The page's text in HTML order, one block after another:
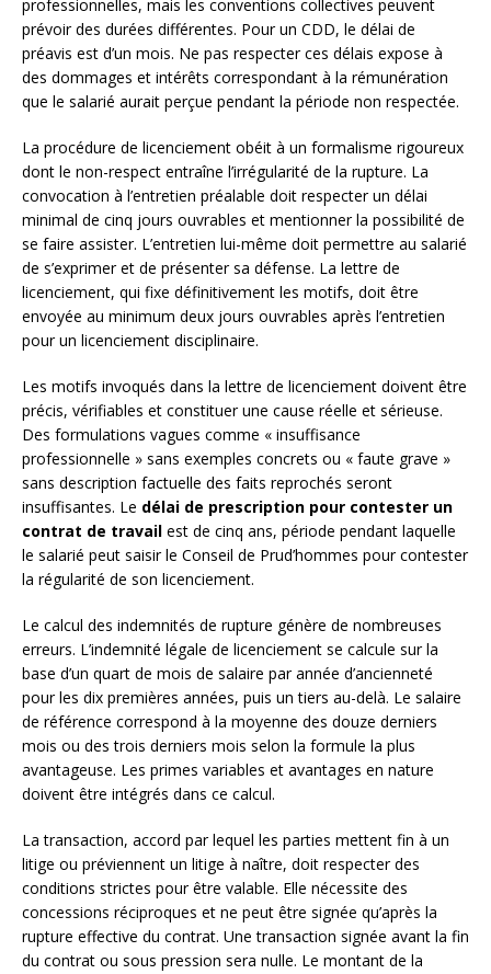
professionnelles, mais les conventions collectives peuvent
prévoir des durées différentes. Pour un CDD, le délai de
préavis est d’un mois. Ne pas respecter ces délais expose à
des dommages et intérêts correspondant à la rémunération
que le salarié aurait perçue pendant la période non respectée.
La procédure de licenciement obéit à un formalisme rigoureux
dont le non-respect entraîne l’irrégularité de la rupture. La
convocation à l’entretien préalable doit respecter un délai
minimal de cinq jours ouvrables et mentionner la possibilité de
se faire assister. L’entretien lui-même doit permettre au salarié
de s’exprimer et de présenter sa défense. La lettre de
licenciement, qui fixe définitivement les motifs, doit être
envoyée au minimum deux jours ouvrables après l’entretien
pour un licenciement disciplinaire.
Les motifs invoqués dans la lettre de licenciement doivent être
précis, vérifiables et constituer une cause réelle et sérieuse.
Des formulations vagues comme « insuffisance
professionnelle » sans exemples concrets ou « faute grave »
sans description factuelle des faits reprochés seront
insuffisantes. Le délai de prescription pour contester un
contrat de travail est de cinq ans, période pendant laquelle
le salarié peut saisir le Conseil de Prud’hommes pour contester
la régularité de son licenciement.
Le calcul des indemnités de rupture génère de nombreuses
erreurs. L’indemnité légale de licenciement se calcule sur la
base d’un quart de mois de salaire par année d’ancienneté
pour les dix premières années, puis un tiers au-delà. Le salaire
de référence correspond à la moyenne des douze derniers
mois ou des trois derniers mois selon la formule la plus
avantageuse. Les primes variables et avantages en nature
doivent être intégrés dans ce calcul.
La transaction, accord par lequel les parties mettent fin à un
litige ou préviennent un litige à naître, doit respecter des
conditions strictes pour être valable. Elle nécessite des
concessions réciproques et ne peut être signée qu’après la
rupture effective du contrat. Une transaction signée avant la fin
du contrat ou sous pression sera nulle. Le montant de la